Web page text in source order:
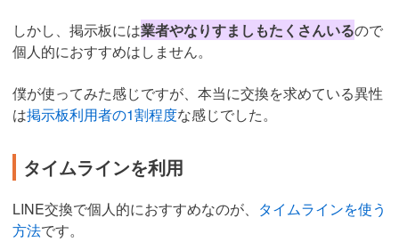
しかし、掲示板には業者やなりすましもたくさんいるので
個人的におすすめはしません。
僕が使ってみた感じですが、本当に交換を求めている異性
は掲示板利用者の1割程度な感じでした。
タイムラインを利用
LINE交換で個人的におすすめなのが、 タイムラインを使う
方法です。